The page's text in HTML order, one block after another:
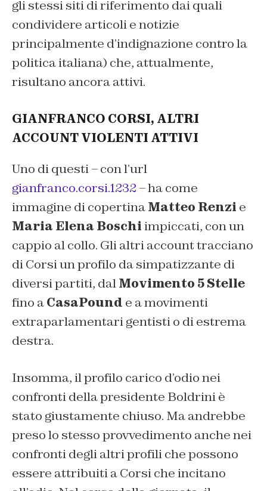
gli stessi siti di riferimento dai quali
condividere articoli e notizie
principalmente d’indignazione contro la
politica italiana) che, attualmente,
risultano ancora attivi.
GIANFRANCO CORSI, ALTRI
ACCOUNT VIOLENTI ATTIVI
Uno di questi – con l’url
gianfranco.corsi.1232–ha come
immagine di copertinaMatteo Renzi e
Maria Elena Boschiimpiccati, con un
cappio al collo. Gli altri account tracciano
di Corsi un profilo da simpatizzante di
diversi partiti, dalMovimento 5 Stelle
fino aCasaPound e a movimenti
extraparlamentari gentisti o di estrema
destra.
Insomma, il profilo carico d’odio nei
confronti della presidente Boldrini è
stato giustamente chiuso. Ma andrebbe
preso lo stesso provvedimento anche nei
confronti degli altri profili che possono
essere attribuiti a Corsi che incitano